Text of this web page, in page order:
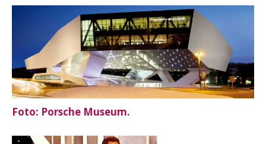
Foto: Porsche Museum.